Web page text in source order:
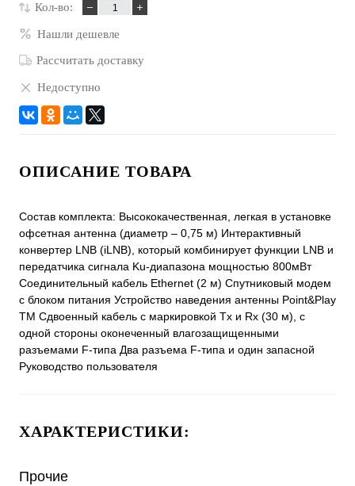
Кол-во:
Нашли дешевле
Рассчитать доставку
Недоступно
ОПИСАНИЕ ТОВАРА
Состав комплекта: Высококачественная, легкая в установке
офсетная антенна (диаметр – 0,75 м) Интерактивный
конвертер LNB (iLNB), который комбинирует функции LNB и
передатчика сигнала Ku-диапазона мощностью 800мВт
Соединительный кабель Ethernet (2 м) Спутниковый модем
с блоком питания Устройство наведения антенны Point&Play
TM Сдвоенный кабель с маркировкой Tx и Rx (30 м), с
одной стороны оконеченный влагозащищенными
разъемами F-типа Два разъема F-типа и один запасной
Руководство пользователя
ХАРАКТЕРИСТИКИ:
Прочие